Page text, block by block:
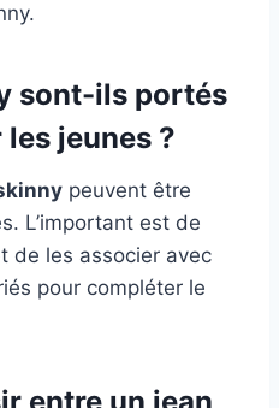
sont-ils portés
jeunes ?
peuvent être
L’important est de
de les associer avec
pour compléter le